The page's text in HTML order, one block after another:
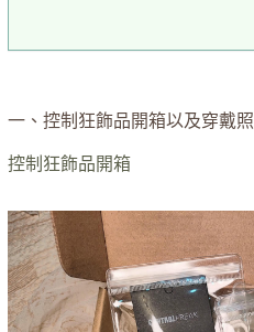
一、控制狂飾品開箱以及穿戴照
控制狂飾品開箱